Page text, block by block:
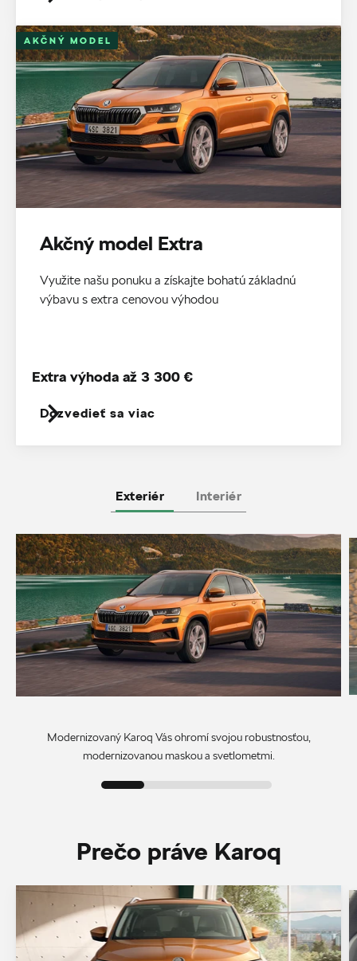
AKČNÝ MODEL
Akčný model Extra
Využite našu ponuku a získajte bohatú základnú
výbavu s extra cenovou výhodou
Dozvedieť sa viac
Extra výhoda až 3 300 €
Exteriér Interiér
Modernizovaný Karoq Vás ohromí svojou robustnosťou,
modernizovanou maskou a svetlometmi.
Prečo práve Karoq